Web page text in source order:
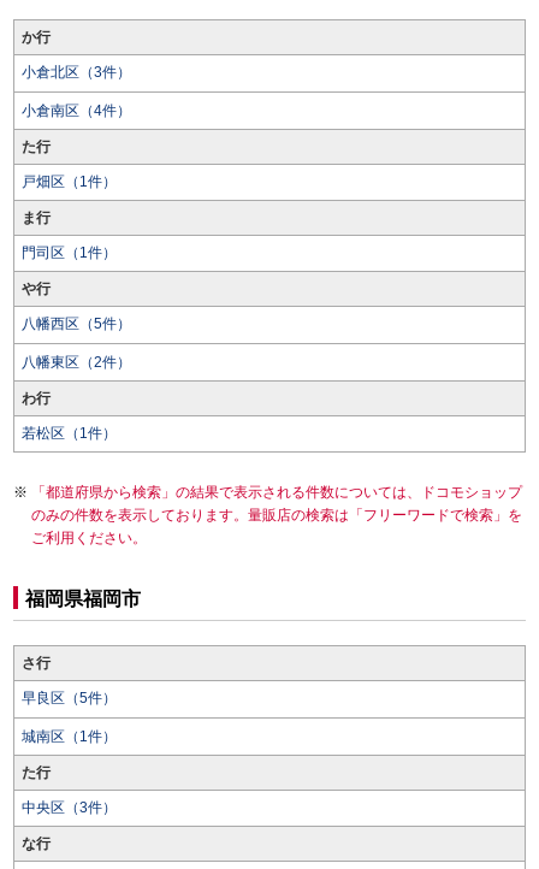
か行
小倉北区（3件）
小倉南区（4件）
た行
戸畑区（1件）
ま行
門司区（1件）
や行
八幡西区（5件）
八幡東区（2件）
わ行
若松区（1件）
「都道府県から検索」の結果で表示される件数については、ドコモショップ
のみの件数を表示しております。量販店の検索は「フリーワードで検索」を
ご利用ください。
福岡県福岡市
さ行
早良区（5件）
城南区（1件）
た行
中央区（3件）
な行